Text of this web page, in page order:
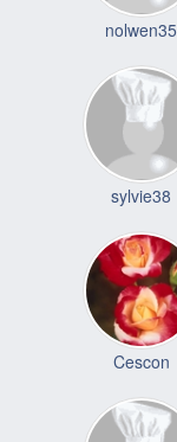
nolwen35
sylvie38
Cescon